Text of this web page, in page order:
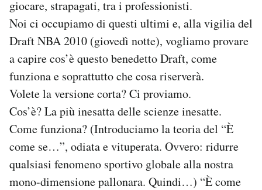
I MIEI PREFERITI
SHOP
CALENDARIO
AREA PERSONALE
giocare, strapagati, tra i professionisti.
Noi ci occupiamo di questi ultimi e, alla vigilia del
Draft NBA 2010 (giovedì notte), vogliamo provare
a capire cos’è questo benedetto Draft, come
funziona e soprattutto che cosa riserverà.
Volete la versione corta? Ci proviamo.
Cos’è? La più inesatta delle scienze inesatte.
Come funziona? (Introduciamo la teoria del “È
come se…”, odiata e vituperata. Ovvero: ridurre
qualsiasi fenomeno sportivo globale alla nostra
mono-dimensione pallonara. Quindi…) “È come